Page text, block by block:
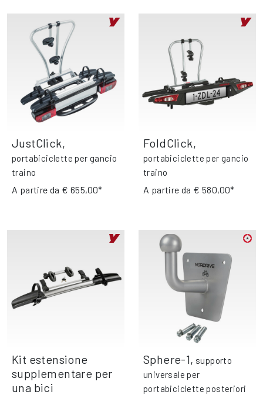
JustClick,
portabiciclette per gancio
traino
A partire da € 655,00*
FoldClick,
portabiciclette per gancio
traino
A partire da € 580,00*
Kit estensione
supplementare per
una bici
Sphere-1, supporto
universale per
portabiciclette posteriori